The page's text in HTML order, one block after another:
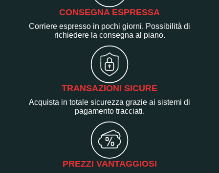
CONSEGNA ESPRESSA
Corriere espresso in pochi giorni. Possibilità di
richiedere la consegna al piano.
TRANSAZIONI SICURE
Acquista in totale sicurezza grazie ai sistemi di
pagamento tracciati.
PREZZI VANTAGGIOSI